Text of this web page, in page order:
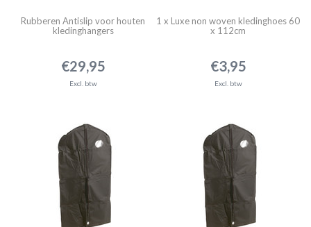
Rubberen Antislip voor houten
kledinghangers
€29,95
Excl. btw
1 x Luxe non woven kledinghoes 60
x 112cm
€3,95
Excl. btw